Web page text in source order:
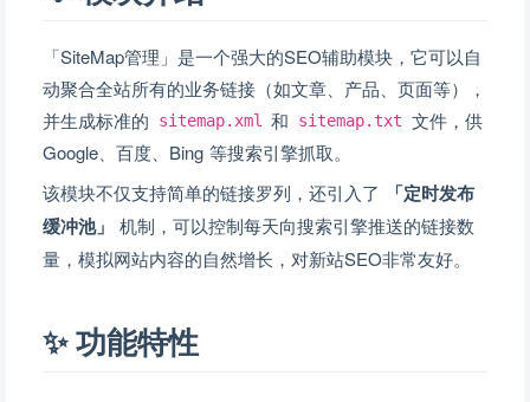
「SiteMap管理」是一个强大的SEO辅助模块，它可以自
动聚合全站所有的业务链接（如文章、产品、页面等），
并生成标准的
sitemap.xml 和 sitemap.txt 文件，供
Google、百度、Bing 等搜索引擎抓取。
该模块不仅支持简单的链接罗列，还引入了
「定时发布
缓冲池」
机制，可以控制每天向搜索引擎推送的链接数
量，模拟网站内容的自然增长，对新站SEO非常友好。
✨ 功能特性